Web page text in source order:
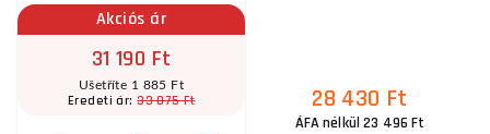
Akciós ár
31 190 Ft
Ušetříte 1 885 Ft
Eredeti ár:33 075 Ft 28 430 Ft
ÁFA nélkül 23 496 Ft